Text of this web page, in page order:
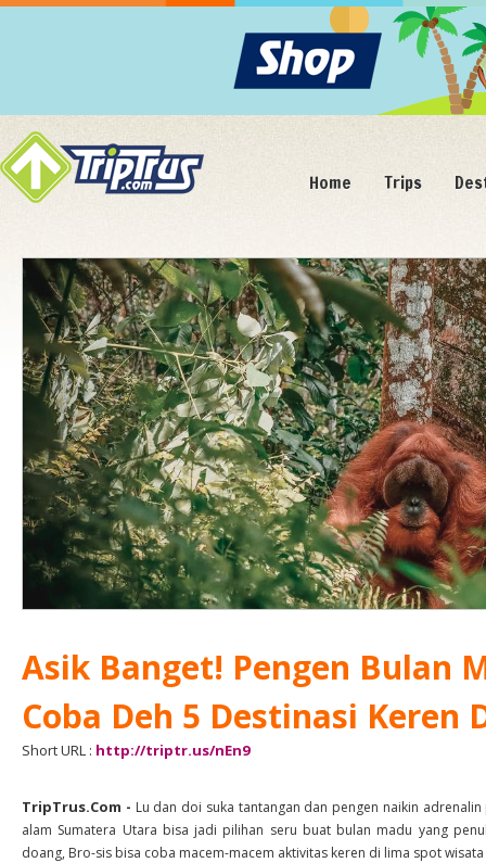
Home Trips
Asik Banget! Pengen Bulan
Coba Deh 5 Destinasi Keren
Short URL : http://triptr.us/nEn9
TripTrus.Com - Lu dan doi suka tantangan dan pengen naikin
alam Sumatera Utara bisa jadi pilihan seru buat bulan madu yang
doang, Bro-sis bisa coba macem-macem aktivitas keren di lima spot